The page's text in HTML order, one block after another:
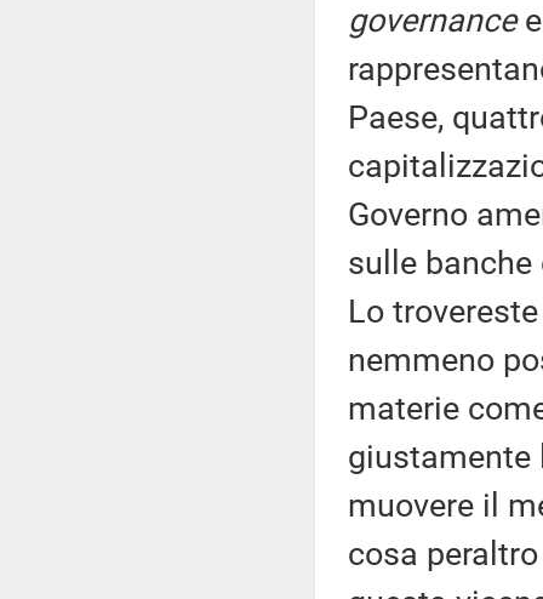
governancee
Paese,
Governo
sulle
Lo
nemmeno
materie
giustamente
muovere il
cosa